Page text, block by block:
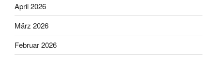
April 2026
März 2026
Februar 2026